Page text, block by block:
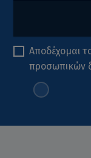
Αποδέχομαι
προσωπικών